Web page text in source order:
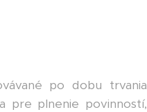
po dobu trvania
pre plnenie povinností,